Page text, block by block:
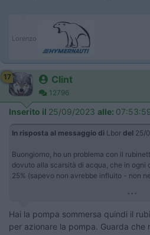
Lorenzo
17 Clint
12796
Inserito il 25/09/2023 alle:
In risposta al messaggio di Lbor del 25/
Buongiorno, ho un problema con il
dovuto alla scarsità di acqua, che in ogni
25% (sapevo non avrebbe influito - non
...
Hai la pompa sommersa quindi il
per azionare la pompa. Guarda che